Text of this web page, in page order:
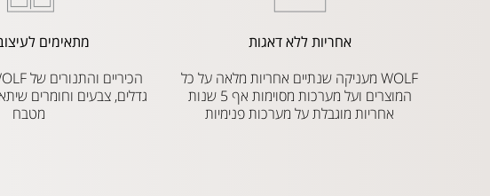
אחריות ללא דאגות
WOLF מעניקה שנתיים אחריות מלאה על כל
המוצרים ועל מערכות מסוימות אף 5 שנות
אחריות מוגבלת על מערכות פנימיות
מתאימים
גדלים, צבעים וחומרים
מטבח